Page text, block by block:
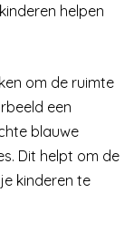
helpen
om de ruimte
een
blauwe
Dit helpt om de
kinderen te